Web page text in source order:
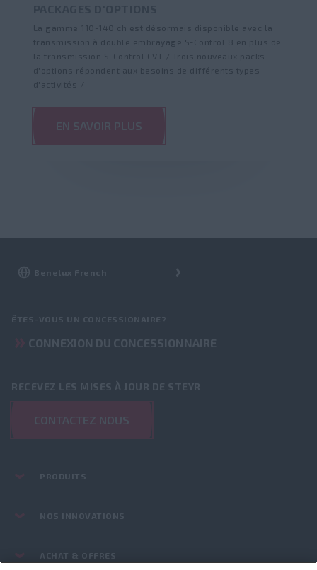
La gamme 110-140 ch est désormais disponible avec la
transmission à double embrayage S-Control 8 en plus de
la transmission S-Control CVT / Trois nouveaux packs
d'options répondent aux besoins de différents types
d'activités /
EN SAVOIR PLUS
ÊTES-VOUS UN CONCESSIONAIRE?
CONNEXION DU CONCESSIONNAIRE
RECEVEZ LES MISES À JOUR DE STEYR
CONTACTEZ NOUS
PRODUITS
NOS INNOVATIONS
ACHAT & OFFRES